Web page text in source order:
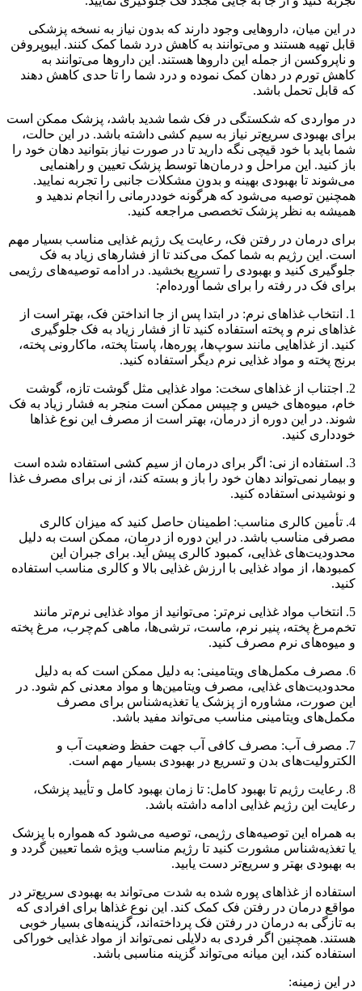
در این میان، داروهایی وجود دارند که بدون نیاز به نسخه پزشکی
قابل تهیه هستند و می‌توانند به کاهش درد شما کمک کنند. ایبوپروفن
و ناپروکسن از جمله این داروها هستند. این داروها می‌توانند به
کاهش تورم در دهان کمک نموده و درد شما را تا حدی کاهش دهند
که قابل تحمل باشد.
در مواردی که شکستگی در فک شما شدید باشد، پزشک ممکن است
برای بهبودی سریع‌تر نیاز به سیم کشی داشته باشد. در این حالت،
شما باید با خود قیچی نگه دارید تا در صورت نیاز بتوانید دهان خود را
باز کنید. این مراحل و درمان‌ها توسط پزشک تعیین و راهنمایی
می‌شوند تا بهبودی بهینه و بدون مشکلات جانبی را تجربه نمایید.
همچنین توصیه می‌شود که هرگونه خوددرمانی را انجام ندهید و
همیشه به نظر پزشک تخصصی مراجعه کنید.
برای درمان در رفتن فک، رعایت یک رژیم غذایی مناسب بسیار مهم
است. این رژیم به شما کمک می‌کند تا از فشارهای زیاد به فک
جلوگیری کنید و بهبودی را تسریع بخشید. در ادامه توصیه‌های رژیمی
برای فک در رفته را برای شما آورده‌ام:
1. انتخاب غذاهای نرم: در ابتدا پس از جا انداختن فک، بهتر است از
غذاهای نرم و پخته استفاده کنید تا از فشار زیاد به فک جلوگیری
کنید. از غذاهایی مانند سوپ‌ها، پوره‌ها، پاستا پخته، ماکارونی پخته،
برنج پخته و مواد غذایی نرم دیگر استفاده کنید.
2. اجتناب از غذاهای سخت: مواد غذایی مثل گوشت تازه، گوشت
خام، میوه‌های خیس و چیپس ممکن است منجر به فشار زیاد به فک
شوند. در این دوره از درمان، بهتر است از مصرف این نوع غذاها
خودداری کنید.
3. استفاده از نی: اگر برای درمان از سیم کشی استفاده شده است
و بیمار نمی‌تواند دهان خود را باز و بسته کند، از نی برای مصرف غذا
و نوشیدنی استفاده کنید.
4. تأمین کالری مناسب: اطمینان حاصل کنید که میزان کالری
مصرفی مناسب باشد. در این دوره از درمان، ممکن است به دلیل
محدودیت‌های غذایی، کمبود کالری پیش آید. برای جبران این
کمبودها، از مواد غذایی با ارزش غذایی بالا و کالری مناسب استفاده
کنید.
5. انتخاب مواد غذایی نرم‌تر: می‌توانید از مواد غذایی نرم‌تر مانند
تخم‌مرغ پخته، پنیر نرم، ماست، ترشی‌ها، ماهی کم‌چرب، مرغ پخته
و میوه‌های نرم مصرف کنید.
6. مصرف مکمل‌های ویتامینی: به دلیل ممکن است که به دلیل
محدودیت‌های غذایی، مصرف ویتامین‌ها و مواد معدنی کم شود. در
این صورت، مشاوره از پزشک یا تغذیه‌شناس برای مصرف
مکمل‌های ویتامینی مناسب می‌تواند مفید باشد.
7. مصرف آب: مصرف کافی آب جهت حفظ وضعیت آب و
الکترولیت‌های بدن و تسریع در بهبودی بسیار مهم است.
8. رعایت رژیم تا بهبود کامل: تا زمان بهبود کامل و تأیید پزشک،
رعایت این رژیم غذایی ادامه داشته باشد.
به همراه این توصیه‌های رژیمی، توصیه می‌شود که همواره با پزشک
یا تغذیه‌شناس مشورت کنید تا رژیم مناسب ویژه شما تعیین گردد و
به بهبودی بهتر و سریع‌تر دست یابید.
استفاده از غذاهای پوره شده به شدت می‌تواند به بهبودی سریع‌تر در
مواقع درمان در رفتن فک کمک کند. این نوع غذاها برای افرادی که
به تازگی به درمان در رفتن فک پرداخته‌اند، گزینه‌های بسیار خوبی
هستند. همچنین اگر فردی به دلایلی نمی‌تواند از مواد غذایی خوراکی
استفاده کند، این میانه می‌تواند گزینه مناسبی باشد.
در این زمینه: